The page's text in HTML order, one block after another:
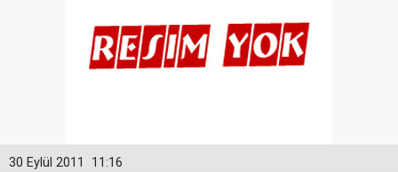
11:16
30 Eylül 2011